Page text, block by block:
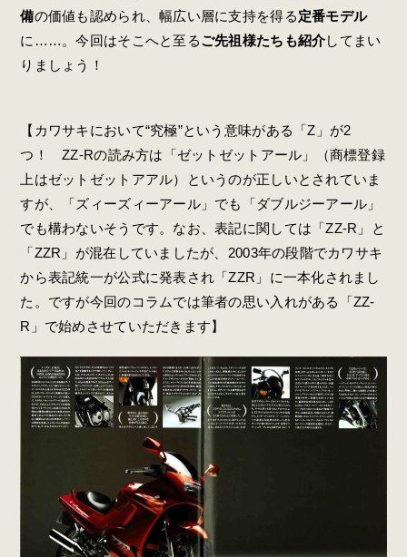
備の価値も認められ、幅広い層に支持を得る定番モデル
に……。今回はそこへと至るご先祖様たちも紹介してまい
りましょう！
【カワサキにおいて“究極”という意味がある「Z」が2
つ！ ZZ-Rの読み方は「ゼットゼットアール」（商標登録
上はゼットゼットアアル）というのが正しいとされていま
すが、「ズィーズィーアール」でも「ダブルジーアール」
でも構わないそうです。なお、表記に関しては「ZZ-R」と
「ZZR」が混在していましたが、2003年の段階でカワサキ
から表記統一が公式に発表され「ZZR」に一本化されまし
た。ですが今回のコラムでは筆者の思い入れがある「ZZ-
R」で始めさせていただきます】